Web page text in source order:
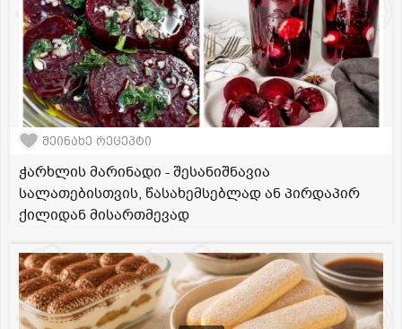
შეინახე რეცეპტი
ჭარხლის მარინადი - შესანიშნავია
სალათებისთვის, წასახემსებლად ან პირდაპირ
ქილიდან მისართმევად